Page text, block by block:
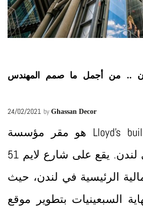
.. من أجمل ما صمم المهندس
24/02/2021 by Ghassan Decor
مبنى لويدز Lloyd’s building هو مقر مؤسسة
التأمين لويدز في لندن. يقع على شارع لايم 51
الرئيسية في لندن، حيث
السبعينيات بتطوير موقع